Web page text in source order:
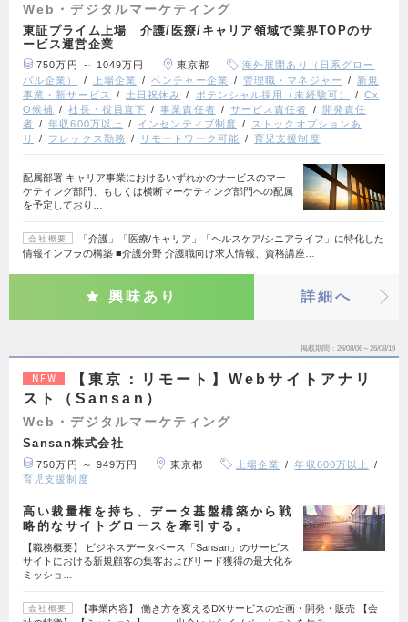
Web・デジタルマーケティング
東証プライム上場 介護/医療/キャリア領域で業界TOPのサ
ービス運営企業
750万円 ～ 1049万円 東京都
海外展開あり（日系グロー
バル企業）
上場企業 ベンチャー企業 管理職・マネジャー
新規
事業・新サービス
土日祝休み ポテンシャル採用（未経験可）
Cx
O候補
社長・役員直下 事業責任者 サービス責任者
開発責任
者
年収600万以上 インセンティブ制度
ストックオプションあ
り
フレックス勤務 リモートワーク可能 育児支援制度
配属部署 キャリア事業におけるいずれかのサービスのマー
ケティング部門、もしくは横断マーケティング部門への配属
を予定しており…
会社概要
「介護」「医療/キャリア」「ヘルスケア/シニアライフ」に特化した
情報インフラの構築 ■介護分野 介護職向け求人情報、資格講座…
興味あり 詳細へ
掲載期間 26/08/06～26/08/19
NEW
【東京：リモート】Webサイトアナリ
スト（Sansan）
Web・デジタルマーケティング
Sansan株式会社
750万円 ～ 949万円 東京都 上場企業
年収600万以上
育児支援制度
高い裁量権を持ち、データ基盤構築から戦
略的なサイトグロースを牽引する。
【職務概要】 ビジネスデータベース「Sansan」のサービス
サイトにおける新規顧客の集客およびリード獲得の最大化を
ミッショ…
会社概要
【事業内容】 働き方を変えるDXサービスの企画・開発・販売 【会